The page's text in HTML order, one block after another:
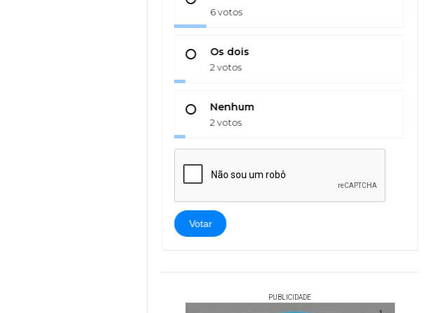
6 votos
Os dois
2 votos
Nenhum
2 votos
Votar
PUBLICIDADE